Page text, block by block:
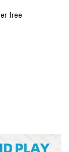
free